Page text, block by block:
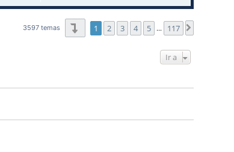
3597 temas Página1 de 117
1 2 3 4 5 … 117
Ir a